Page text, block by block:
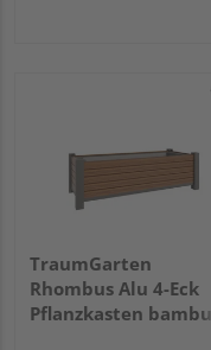
TraumGarten
Rhombus Alu 4-Eck
Pflanzkasten bambus